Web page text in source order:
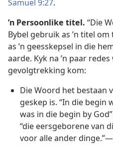
Samuel 9:27.
’n Persoonlike titel. “Die
Bybel gebruik as ’n titel
as ’n geesskepsel in die
aarde. Kyk na ’n paar
gevolgtrekking kom:
Die Woord het bestaan
geskep is. “In die begin
was in die begin by
“die eersgeborene van
voor alle ander dinge.”—